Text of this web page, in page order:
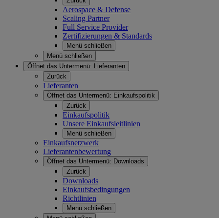
Aerospace & Defense
Scaling Partner
Full Service Provider
Zertifizierungen & Standards
Menü schließen
Menü schließen
Öffnet das Untermenü: Lieferanten
Zurück
Lieferanten
Öffnet das Untermenü: Einkaufspolitik
Zurück
Einkaufspolitik
Unsere Einkaufsleitlinien
Menü schließen
Einkaufsnetzwerk
Lieferantenbewertung
Öffnet das Untermenü: Downloads
Zurück
Downloads
Einkaufsbedingungen
Richtlinien
Menü schließen